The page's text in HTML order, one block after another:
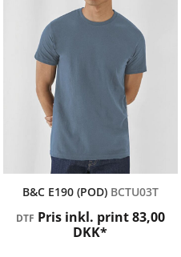
B&C Collection
B&C E190 (POD) BCTU03T
DTF Pris inkl. print83,00
DKK*